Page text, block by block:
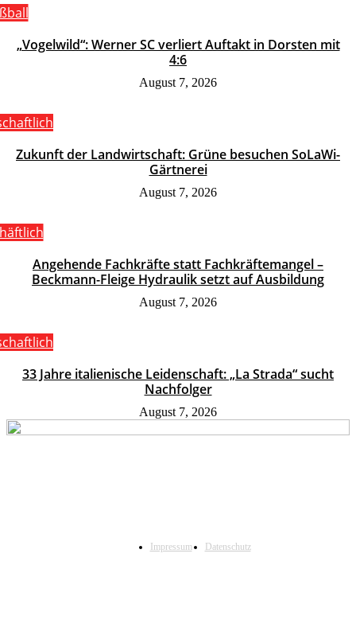
„Vogelwild“: Werner SC verliert Auftakt in Dorsten mit
4:6
August 7, 2026
Zukunft der Landwirtschaft: Grüne besuchen SoLaWi-
Gärtnerei
August 7, 2026
Angehende Fachkräfte statt Fachkräftemangel –
Beckmann-Fleige Hydraulik setzt auf Ausbildung
August 7, 2026
33 Jahre italienische Leidenschaft: „La Strada“ sucht
Nachfolger
August 7, 2026
Impressum Datenschutz